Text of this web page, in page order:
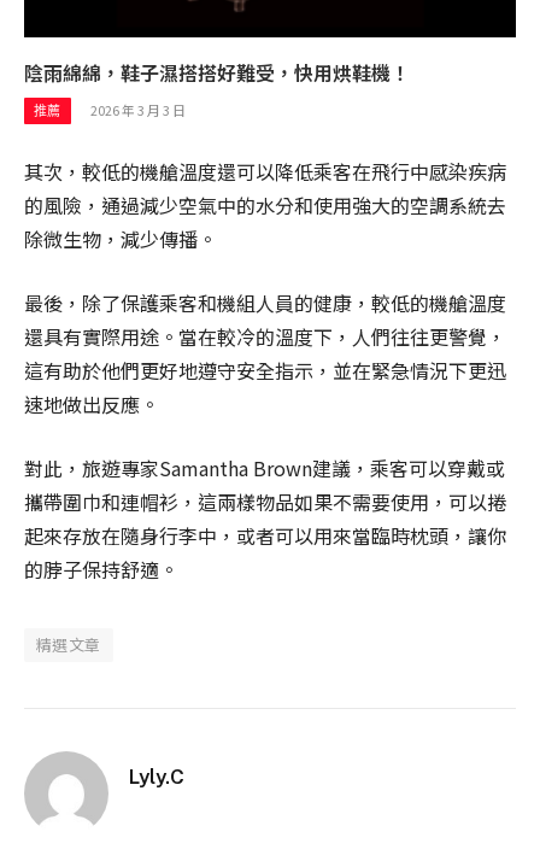
陰雨綿綿，鞋子濕搭搭好難受，快用烘鞋機！
推薦 2026 年 3 月 3 日
其次，較低的機艙溫度還可以降低乘客在飛行中感染疾病
的風險，通過減少空氣中的水分和使用強大的空調系統去
除微生物，減少傳播。
最後，除了保護乘客和機組人員的健康，較低的機艙溫度
還具有實際用途。當在較冷的溫度下，人們往往更警覺，
這有助於他們更好地遵守安全指示，並在緊急情況下更迅
速地做出反應。
對此，旅遊專家Samantha Brown建議，乘客可以穿戴或
攜帶圍巾和連帽衫，這兩樣物品如果不需要使用，可以捲
起來存放在隨身行李中，或者可以用來當臨時枕頭，讓你
的脖子保持舒適。
精選文章
Lyly.C